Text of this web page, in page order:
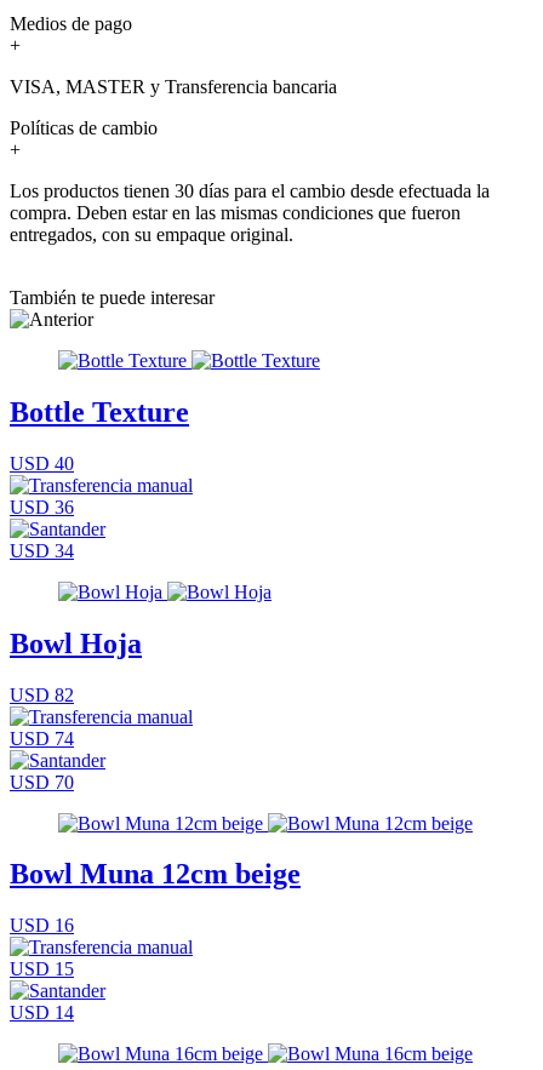
Medios de pago
+
VISA, MASTER y Transferencia bancaria
Políticas de cambio
+
Los productos tienen 30 días para el cambio desde efectuada la
compra. Deben estar en las mismas condiciones que fueron
entregados, con su empaque original.
También te puede interesar
Bottle Texture
USD 40
USD 36
USD 34
Bowl Hoja
USD 82
USD 74
USD 70
Bowl Muna 12cm beige
USD 16
USD 15
USD 14